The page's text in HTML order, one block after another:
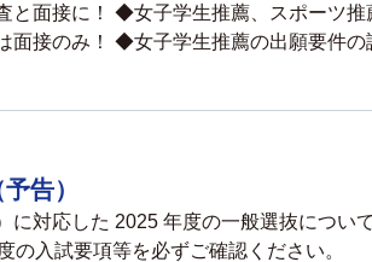
面接に！ ◆女子学生推薦、スポーツ推
面接のみ！ ◆女子学生推薦の出願要件の
告）
対応した 2025 年度の⼀般選抜につい
入試要項等を必ずご確認ください。